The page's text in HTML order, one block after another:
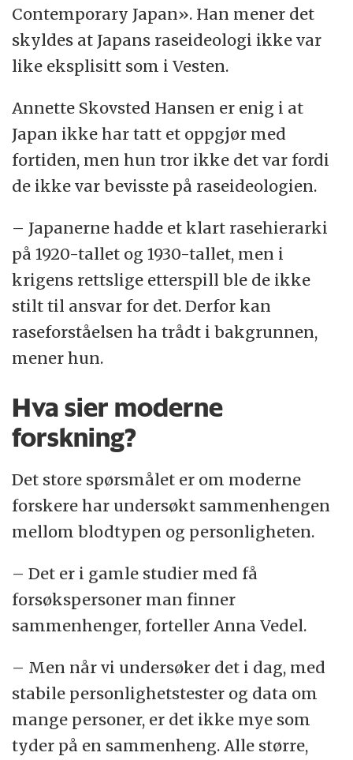
Contemporary Japan». Han mener det
skyldes at Japans raseideologi ikke var
like eksplisitt som i Vesten.
Annette Skovsted Hansen er enig i at
Japan ikke har tatt et oppgjør med
fortiden, men hun tror ikke det var fordi
de ikke var bevisste på raseideologien.
– Japanerne hadde et klart rasehierarki
på 1920-tallet og 1930-tallet, men i
krigens rettslige etterspill ble de ikke
stilt til ansvar for det. Derfor kan
raseforståelsen ha trådt i bakgrunnen,
mener hun.
Hva sier moderne
forskning?
Det store spørsmålet er om moderne
forskere har undersøkt sammenhengen
mellom blodtypen og personligheten.
– Det er i gamle studier med få
forsøkspersoner man finner
sammenhenger, forteller Anna Vedel.
– Men når vi undersøker det i dag, med
stabile personlighetstester og data om
mange personer, er det ikke mye som
tyder på en sammenheng. Alle større,